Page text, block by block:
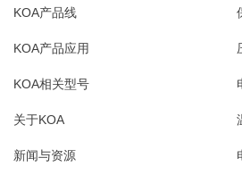
KOA产品线
KOA产品应用
KOA相关型号
关于KOA
新闻与资源